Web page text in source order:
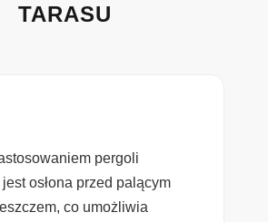
TARASU
pergoli
osłona przed palącym
co umożliwia